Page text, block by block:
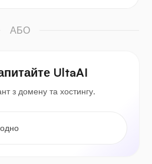
АБО
UltaAI
з домену та хостингу.